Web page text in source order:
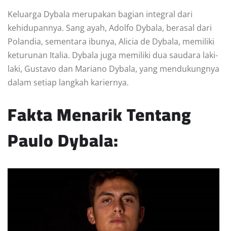
Keluarga Dybala merupakan bagian integral dari
kehidupannya. Sang ayah, Adolfo Dybala, berasal dari
Polandia, sementara ibunya, Alicia de Dybala, memiliki
keturunan Italia. Dybala juga memiliki dua saudara laki-
laki, Gustavo dan Mariano Dybala, yang mendukungnya
dalam setiap langkah kariernya.
Fakta Menarik Tentang
Paulo Dybala: